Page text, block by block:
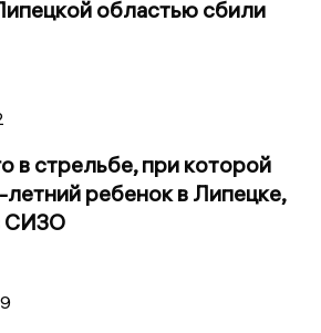
областью сбили
в стрельбе, при которой
ребенок в Липецке,
СИЗО